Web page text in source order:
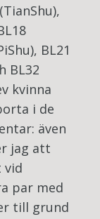
BL21
BL32
kvinna
i de
även
jag att
vid
par med
till grund